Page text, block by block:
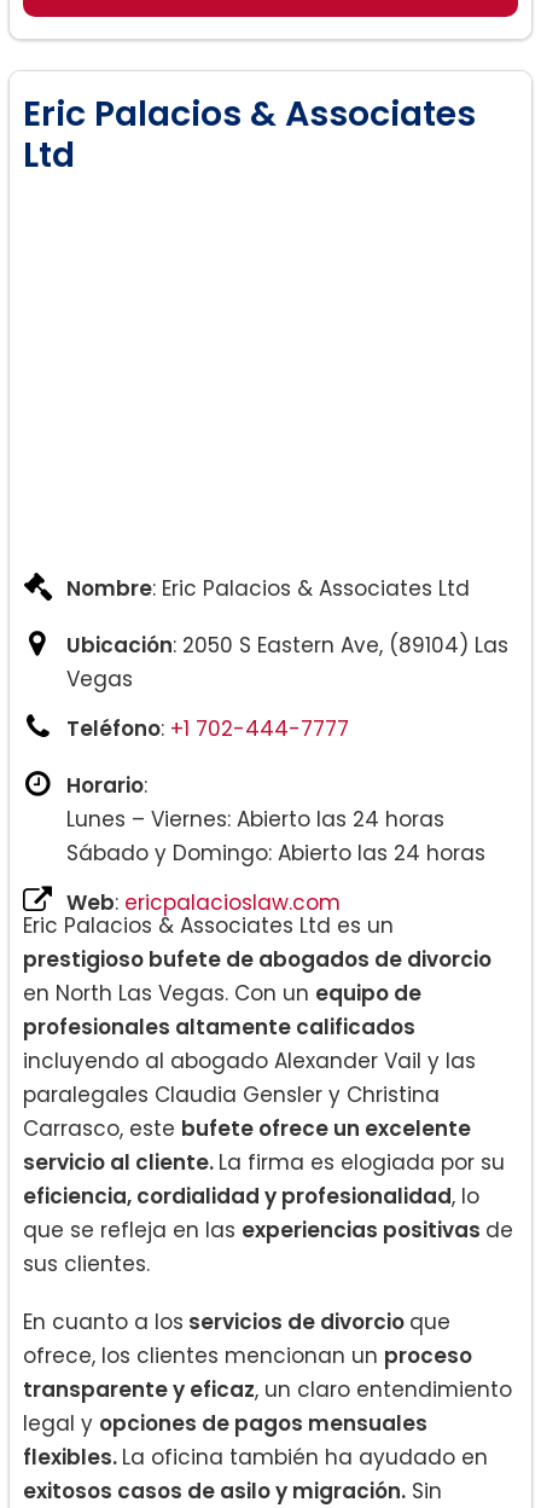
Eric Palacios & Associates
Ltd
Nombre: Eric Palacios & Associates Ltd
Ubicación: 2050 S Eastern Ave, (89104) Las
Vegas
Teléfono: +1 702-444-7777
Horario:
Lunes – Viernes: Abierto las 24 horas
Sábado y Domingo: Abierto las 24 horas
Web: ericpalacioslaw.com
Eric Palacios & Associates Ltd es un
prestigioso bufete de abogados de divorcio
en North Las Vegas. Con un equipo de
profesionales altamente calificados
incluyendo al abogado Alexander Vail y las
paralegales Claudia Gensler y Christina
Carrasco, este bufete ofrece un excelente
servicio al cliente. La firma es elogiada por su
eficiencia, cordialidad y profesionalidad, lo
que se refleja en las experiencias positivas de
sus clientes.
En cuanto a los servicios de divorcio que
ofrece, los clientes mencionan un proceso
transparente y eficaz, un claro entendimiento
legal y opciones de pagos mensuales
flexibles. La oficina también ha ayudado en
exitosos casos de asilo y migración. Sin